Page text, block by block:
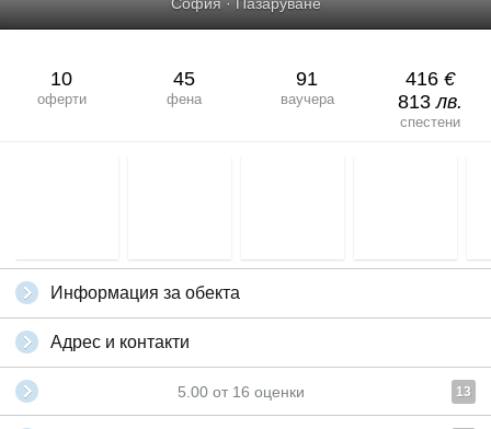
10
оферти
45
фена
91
ваучера
416 €
813лв.
спестени
Информация за обекта
Адрес и контакти
5.00 от 16 оценки 13